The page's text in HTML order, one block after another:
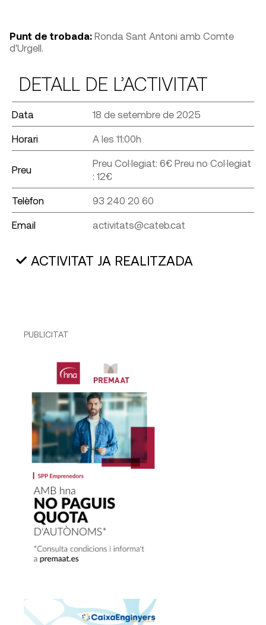
Punt de trobada: Ronda Sant Antoni amb Comte
d'Urgell.
DETALL DE L’ACTIVITAT
Data 18 de setembre de 2025
Horari A les 11:00h
Preu
Preu Col·legiat: 6€ Preu no Col·legiat
: 12€
Telèfon 93 240 20 60
Email activitats@cateb.cat
ACTIVITAT JA REALITZADA
PUBLICITAT